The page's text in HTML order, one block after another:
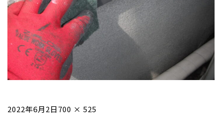
投
2022年6月2日フ
700 × 525